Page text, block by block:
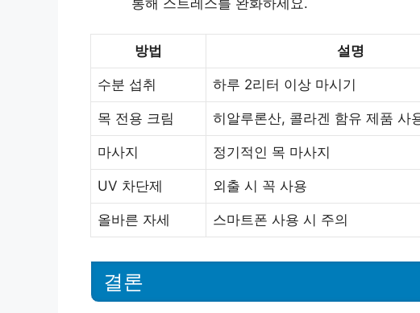
방법 설명
수분 섭취 하루 2리터 이상 마시기
목 전용 크림 히알루론산, 콜라겐 함유 제품 사
마사지 정기적인 목 마사지
UV 차단제 외출 시 꼭 사용
올바른 자세 스마트폰 사용 시 주의
결론